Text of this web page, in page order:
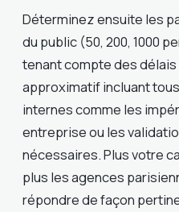
Déterminez ensuite les
du public (50, 200, 1000
tenant compte des
approximatif incluant
internes comme les
entreprise ou les
nécessaires. Plus votre
plus les agences
répondre de façon